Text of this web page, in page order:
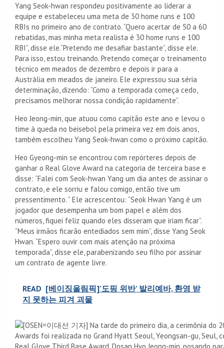
Yang Seok-hwan respondeu positivamente ao liderar a
equipe e estabeleceu uma meta de 30 home runs e 100
RBIs no primeiro ano de contrato. “Quero acertar de 50 a 60
rebatidas, mas minha meta realista é 30 home runs e 100
RBI”, disse ele.“Pretendo me desafiar bastante”, disse ele.
Para isso, estou treinando. Pretendo começar o treinamento
técnico em meados de dezembro e depois ir para a
Austrália em meados de janeiro. Ele expressou sua séria
determinação, dizendo: “Como a temporada começa cedo,
precisamos melhorar nossa condição rapidamente”.
Heo Jeong-min, que atuou como capitão este ano e levou o
time à queda no beisebol pela primeira vez em dois anos,
também escolheu Yang Seok-hwan como o próximo capitão.
Heo Gyeong-min se encontrou com repórteres depois de
ganhar o Real Glove Award na categoria de terceira base e
disse: “Falei com Seok-hwan Yang um dia antes de assinar o
contrato, e ele sorriu e falou comigo, então tive um
pressentimento. ” Ele acrescentou: “Seok Hwan Yang é um
jogador que desempenha um bom papel e além dos
números, fiquei feliz quando eles disseram que iriam ficar”.
“Meus irmãos ficarão entediados sem mim”, disse Yang Seok
Hwan. “Espero ouvir com mais atenção na próxima
temporada”, disse ele, parabenizando seu filho por assinar
um contrato de agente livre.
READ [베이징올림픽]'도핑 위반' 발리예바, 환영 받
지 못하는 피겨 괴물